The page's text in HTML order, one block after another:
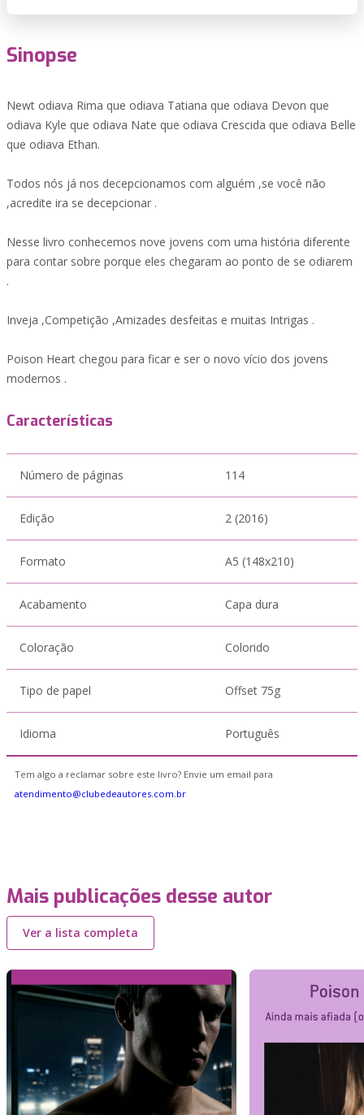
Sinopse
Newt odiava Rima que odiava Tatiana que odiava Devon que
odiava Kyle que odiava Nate que odiava Crescida que odiava Belle
que odiava Ethan.
Todos nós já nos decepcionamos com alguém ,se você não
,acredite ira se decepcionar .
Nesse livro conhecemos nove jovens com uma história diferente
para contar sobre porque eles chegaram ao ponto de se odiarem
.
Inveja ,Competição ,Amizades desfeitas e muitas Intrigas .
Poison Heart chegou para ficar e ser o novo vício dos jovens
modernos .
Características
Número de páginas 114
Edição 2 (2016)
Formato A5 (148x210)
Acabamento Capa dura
Coloração Colorido
Tipo de papel Offset 75g
Idioma Português
Tem algo a reclamar sobre este livro? Envie um email para
atendimento@clubedeautores.com.br
Mais publicações desse autor
Ver a lista completa